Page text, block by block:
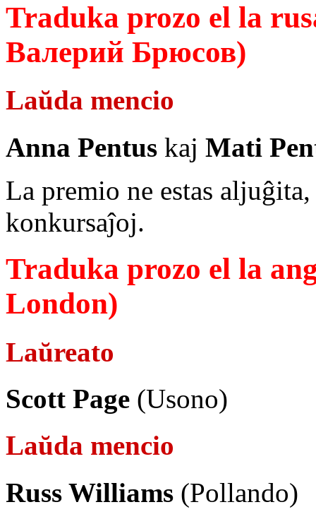
Traduka prozo el la
Валерий Брюсов)
Laŭda mencio
Anna Pentus kaj Mati
La premio ne estas
konkursaĵoj.
Traduka prozo el la
London)
Laŭreato
Scott Page (Usono)
Laŭda mencio
Russ Williams (Pollando)